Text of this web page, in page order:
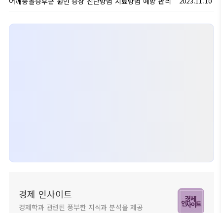
경제 인사이트
경제학과 관련된 풍부한 지식과 분석을 제공